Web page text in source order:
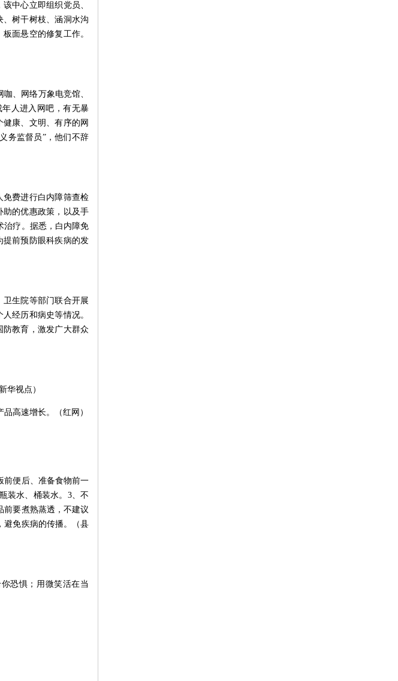
中心立即组织党员、
树干树枝、涵洞水沟
面悬空的修复工作。
、网络万象电竞馆、
人进入网吧，有无暴
康、文明、有序的网
务监督员”，他们不辞
费进行白内障筛查检
助的优惠政策，以及手
治疗。据悉，白内障免
提前预防眼科疾病的发
生院等部门联合开展
经历和病史等情况。
防教育，激发广大群众
华视点）
高速增长。（红网）
前便后、准备食物前一
装水、桶装水。3、不
前要煮熟蒸透，不建议
避免疾病的传播。（县
恐惧；用微笑活在当